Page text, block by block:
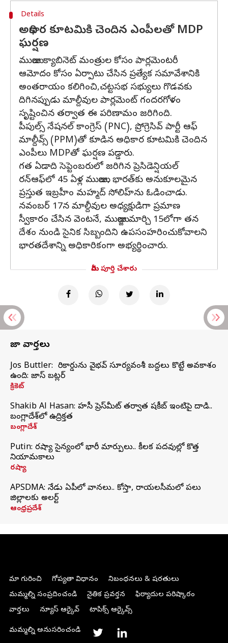
Details
అధికార కూటమికి చెందిన ఎంపీలతో MDP
ఘర్షణ
ముయిజు క్యాబినెట్ మంత్రుల కోసం పార్లమెంటరీ
ఆమోదం కోసం ఏర్పాటు చేసిన ప్రత్యేక సమావేశానికి
అంతరాయం కలిగించి,చట్టసభ సభ్యులు గొడవకు
దిగినప్పుడు మాల్దీవుల పార్లమెంట్ గందరగోళం
సృష్టించిన తర్వాత ఈ పరిణామం జరిగింది.
పీపుల్స్ నేషనల్ కాంగ్రెస్ (PNC), ప్రోగ్రెసివ్ పార్టీ ఆఫ్
మాల్దీవ్స్ (PPM)తో కూడిన అధికార కూటమికి చెందిన
ఎంపీలు MDPతో ఘర్షణ పడ్డారు.
గత ఏడాది సెప్టెంబరులో జరిగిన ప్రెసిడెన్షియల్
రన్‌ఆఫ్‌లో 45 ఏళ్ల ముయిజు, భారత్‌కు అనుకూలమైన
ప్రస్తుత ఇబ్రహీం మహ్మద్ సోలిహ్‌ను ఓడించాడు.
నవంబర్ 17న మాల్దీవుల అధ్యక్షుడిగా ప్రమాణ
స్వీకారం చేసిన వెంటనే, ముయిజ్జు మార్చి 15లోగా తన
దేశం నుండి సైనిక సిబ్బందిని ఉపసంహరించుకోవాలని
భారతదేశాన్ని అధికారికంగా అభ్యర్థించారు.
మీరు పూర్తి చేశారు
తాజా వార్తలు
Jos Buttler: నా రికార్డును వైభవ్ సూర్యవంశీ బద్దలు కొట్టే అవకాశం
ఉంది: జాస్ బట్లర్
క్రికెట్
Shakib Al Hasan: హసీనా ప్రెస్‌మీట్‌ తర్వాత షకీబ్‌ ఇంటిపై దాడి..
బంగ్లాదేశ్‌లో ఉద్రిక్తత
బంగ్లాదేశ్
Putin: రష్యా సైన్యంలో భారీ మార్పులు.. కీలక పదవుల్లో కొత్త
నియామకాలు
రష్యా
APSDMA: నేడు ఏపీలో వానలు.. కోస్తా, రాయలసీమలో పలు
జిల్లాలకు అలర్ట్
ఆంధ్రప్రదేశ్
మా గురించి గోప్యతా విధానం
నిబంధనలు & షరతులు
మమ్మల్ని సంప్రదించండి
నైతిక ప్రవర్తన
ఫిర్యాదుల పరిష్కారం
వార్తలు
న్యూస్ ఆర్కైవ్ టాపిక్స్ ఆర్కైవ్స్
మమ్మల్ని అనుసరించండి